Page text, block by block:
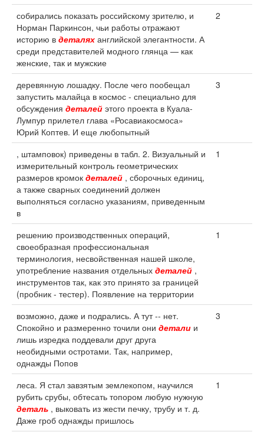
собирались показать российскому зрителю, и
Норман Паркинсон, чьи работы отражают
историю в деталях английской элегантности. А
среди представителей модного глянца — как
женские, так и мужские
2
деревянную лошадку. После чего пообещал
запустить малайца в космос - специально для
обсуждения деталей этого проекта в Куала-
Лумпур прилетел глава «Росавиакосмоса»
Юрий Коптев. И еще любопытный
3
, штамповок) приведены в табл. 2. Визуальный и
измерительный контроль геометрических
размеров кромок деталей , сборочных единиц,
а также сварных соединений должен
выполняться согласно указаниям, приведенным
в
1
решению производственных операций,
своеобразная профессиональная
терминология, несвойственная нашей школе,
употребление названия отдельных деталей ,
инструментов так, как это принято за границей
(пробник - тестер). Появление на территории
1
возможно, даже и подрались. А тут -- нет.
Спокойно и размеренно точили они детали и
лишь изредка поддевали друг друга
необидными остротами. Так, например,
однажды Попов
3
леса. Я стал завзятым землекопом, научился
рубить срубы, обтесать топором любую нужную
деталь , выковать из жести печку, трубу и т. д.
Даже гроб однажды пришлось
1